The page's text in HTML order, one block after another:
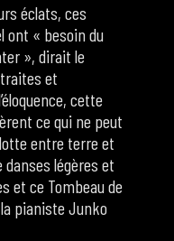
éclats, ces
ont « besoin du
», dirait le
et
cette
ce qui ne peut
entre terre et
danses légères et
et ce Tombeau de
pianiste Junko